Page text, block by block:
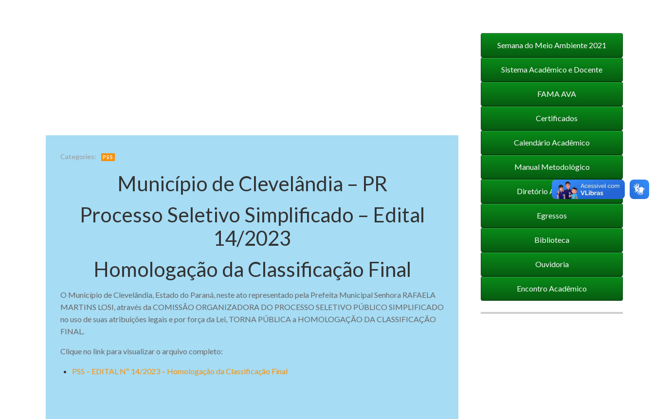
Categories: PSS
Município de Clevelândia – PR
Processo Seletivo Simplificado – Edital
14/2023
Homologação da Classificação Final
O Município de Clevelândia, Estado do Paraná, neste ato representado pela Prefeita Municipal Senhora RAFAELA
MARTINS LOSI, através da COMISSÃO ORGANIZADORA DO PROCESSO SELETIVO PÚBLICO SIMPLIFICADO
no uso de suas atribuições legais e por força da Lei, TORNA PÚBLICA a HOMOLOGAÇÃO DA CLASSIFICAÇÃO
FINAL.
Clique no link para visualizar o arquivo completo:
PSS – EDITAL Nº 14/2023 – Homologação da Classificação Final
Semana do Meio Ambiente 2021
Sistema Acadêmico e Docente
FAMA AVA
Certificados
Calendário Acadêmico
Manual Metodológico
Diretório Acadêmico
Egressos
Biblioteca
Ouvidoria
Encontro Acadêmico